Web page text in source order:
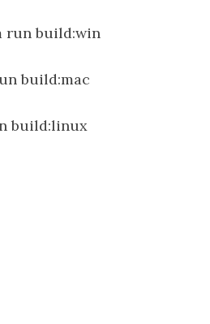
run build:win
build:mac
build:linux